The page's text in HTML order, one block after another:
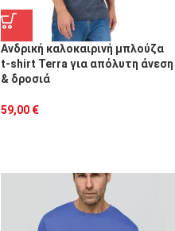
Ανδρική καλοκαιρινή μπλούζα
t-shirt Terra για απόλυτη άνεση
& δροσιά
59,00 €